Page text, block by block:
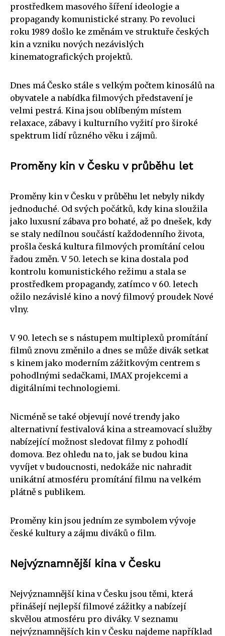
prostředkem masového šíření ideologie a
propagandy komunistické strany. Po revoluci
roku 1989 došlo ke změnám ve struktuře českých
kin a vzniku nových nezávislých
kinematografických projektů.
Dnes má Česko stále s velkým počtem kinosálů na
obyvatele a nabídka filmových představení je
velmi pestrá. Kina jsou oblíbeným místem
relaxace, zábavy i kulturního vyžití pro široké
spektrum lidí různého věku i zájmů.
Proměny kin v Česku v průběhu let
Proměny kin v Česku v průběhu let nebyly nikdy
jednoduché. Od svých počátků, kdy kina sloužila
jako luxusní zábava pro bohaté, až po dnešek, kdy
se staly nedílnou součástí každodenního života,
prošla česká kultura filmových promítání celou
řadou změn. V 50. letech se kina dostala pod
kontrolu komunistického režimu a stala se
prostředkem propagandy, zatímco v 60. letech
ožilo nezávislé kino a nový filmový proudek Nové
vlny.
V 90. letech se s nástupem multiplexů promítání
filmů znovu změnilo a dnes se může divák setkat
s kinem jako moderním zážitkovým centrem s
pohodlnými sedačkami, IMAX projekcemi a
digitálními technologiemi.
Nicméně se také objevují nové trendy jako
alternativní festivalová kina a streamovací služby
nabízející možnost sledovat filmy z pohodlí
domova. Bez ohledu na to, jak se budou kina
vyvíjet v budoucnosti, nedokáže nic nahradit
unikátní atmosféru promítání filmu na velkém
plátně s publikem.
Proměny kin jsou jedním ze symbolem vývoje
české kultury a zájmu diváků o film.
Nejvýznamnější kina v Česku
Nejvýznamnější kina v Česku jsou těmi, která
přinášejí nejlepší filmové zážitky a nabízejí
skvělou atmosféru pro diváky. V seznamu
nejvýznamnějších kin v Česku najdeme například